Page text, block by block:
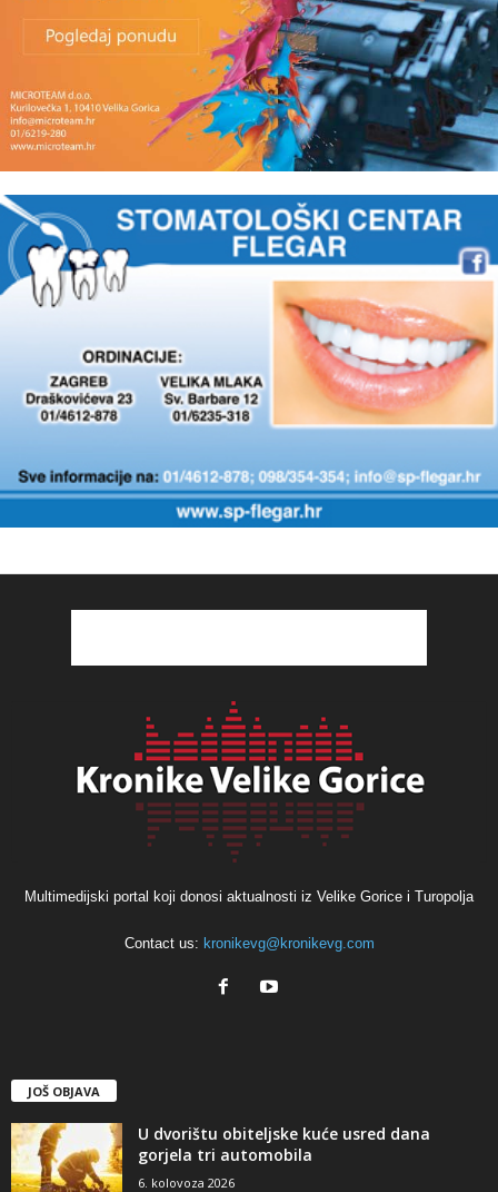
Multimedijski portal koji donosi aktualnosti iz Velike Gorice i Turopolja
Contact us: kronikevg@kronikevg.com
JOŠ OBJAVA
U dvorištu obiteljske kuće usred dana
gorjela tri automobila
6. kolovoza 2026